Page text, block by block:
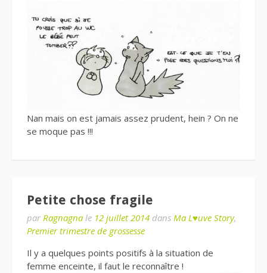
Nan mais on est jamais assez prudent, hein ? On ne
se moque pas !!!
Petite chose fragile
par Ragnagna le 12 juillet 2014 dans Ma L♥uve Story,
Premier trimestre de grossesse
Il y a quelques points positifs à la situation de
femme enceinte, il faut le reconnaître !